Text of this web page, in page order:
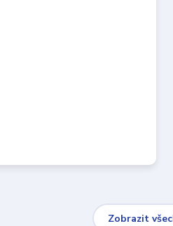
Zobrazit